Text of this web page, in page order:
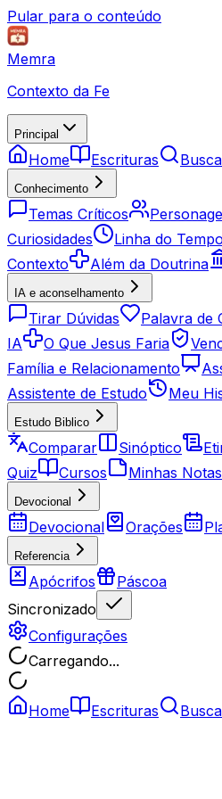
Pular para o conteúdo
Memra
Contexto da Fe
Principal
Home Escrituras
Conhecimento
Temas Críticos
Curiosidades
Linha do Tempo
Contexto
Além da Doutrina
IA e aconselhamento
Tirar Dúvidas Palavra de
IA
O Que Jesus Faria
Família e Relacionamento
Assistente de Estudo
Meu
Estudo Biblico
Comparar Sinóptico
Quiz
Cursos Minhas Notas
Devocional
Devocional Orações
Referencia
Apócrifos
Páscoa
Sincronizado
Configurações
Carregando...
Home Escrituras